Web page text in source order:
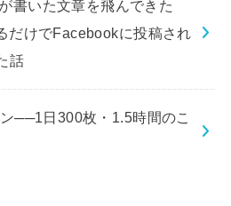
書いた文章を飛んできた
だけでFacebookに投稿され
話
──1日300枚・1.5時間のこ